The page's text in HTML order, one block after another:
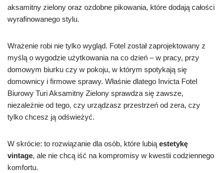
aksamitny zielony oraz ozdobne pikowania, które dodają całości
wyrafinowanego stylu.
Wrażenie robi nie tylko wygląd. Fotel został zaprojektowany z
myślą o wygodzie użytkowania na co dzień – w pracy, przy
domowym biurku czy w pokoju, w którym spotykają się
domownicy i firmowe sprawy. Właśnie dlatego Invicta Fotel
Biurowy Turi Aksamitny Zielony sprawdza się zawsze,
niezależnie od tego, czy urządzasz przestrzeń od zera, czy
tylko chcesz ją odświeżyć.
W skrócie: to rozwiązanie dla osób, które lubią estetykę
vintage, ale nie chcą iść na kompromisy w kwestii codziennego
komfortu.